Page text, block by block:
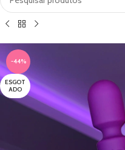
-44%
ESGOT
ADO